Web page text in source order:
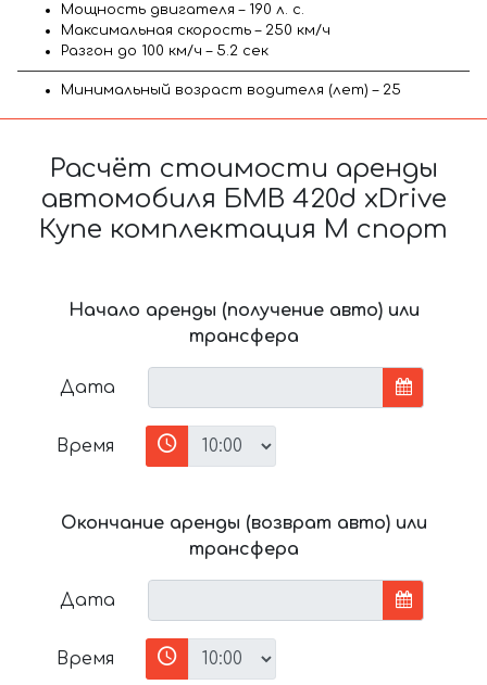
Мощность двигателя – 190 л. с.
Максимальная скорость – 250 км/ч
Разгон до 100 км/ч – 5.2 сек
Минимальный возраст водителя (лет) – 25
Расчёт стоимости аренды
автомобиля БМВ 420d xDrive
Купе комплектация М спорт
Начало аренды (получение авто) или
трансфера
Дата
Время
Окончание аренды (возврат авто) или
трансфера
Дата
Время